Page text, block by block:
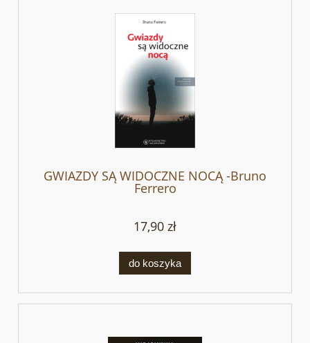
GWIAZDY SĄ WIDOCZNE NOCĄ -Bruno
Ferrero
17,90 zł
do koszyka